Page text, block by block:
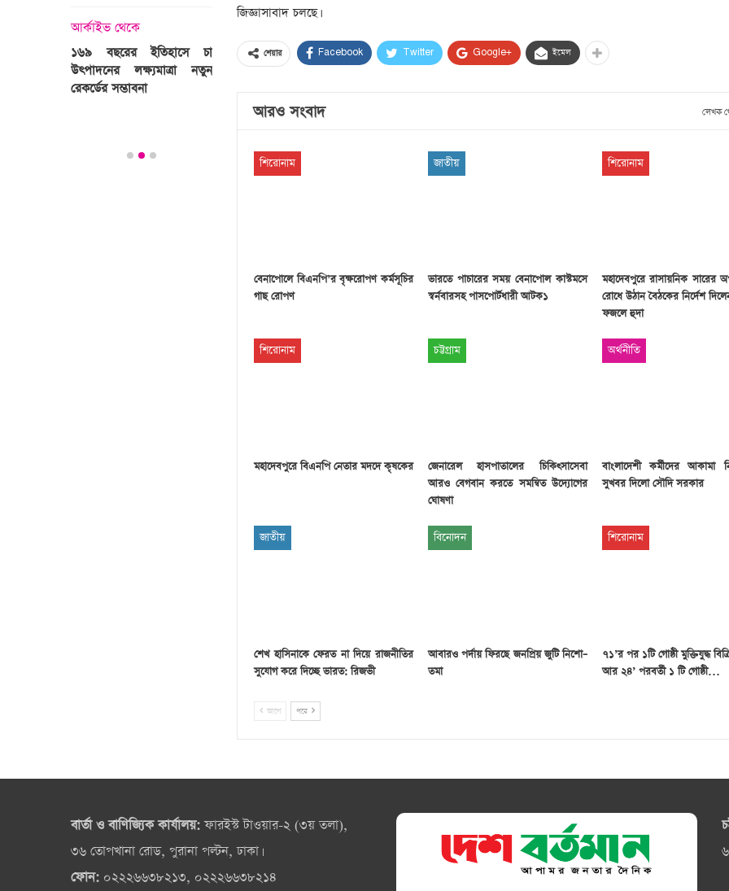
জিজ্ঞাসাবাদ চলছে।
শেয়ার Facebook Twitter Google+ ইমেল
আরও সংবাদ লেখক
শিরোনাম
বেনাপোলে বিএনপি’র বৃক্ষরোপণ কর্মসূচির
গাছ রোপণ
জাতীয়
ভারতে পাচারের সময় বেনাপোল কাস্টমসে
স্বর্নবারসহ পাসপোর্টধারী আটক১
শিরোনাম
মহাদেবপুরে রাসায়নিক সারের
রোধে উঠান বৈঠকের নির্দেশ
ফজলে হুদা
শিরোনাম
মহাদেবপুরে বিএনপি নেতার মদদে কৃষকের
চট্টগ্রাম
জেনারেল হাসপাতালের চিকিৎসাসেবা
আরও বেগবান করতে সমন্বিত উদ্যোগের
ঘোষণা
অর্থনীতি
বাংলাদেশী কর্মীদের আকামা
সুখবর দিলো সৌদি সরকার
জাতীয়
শেখ হাসিনাকে ফেরত না দিয়ে রাজনীতির
সুযোগ করে দিচ্ছে ভারত: রিজভী
বিনোদন
আবারও পর্দায় ফিরছে জনপ্রিয় জুটি নিশো–
তমা
শিরোনাম
৭১’র পর ১টি গোষ্ঠী মুক্তিযুদ্ধ
আর ২৪’ পরবর্তী ১ টি গোষ্ঠী…
আগে পরে
আর্কাইভ থেকে
১৬৯ বছরের ইতিহাসে চা
উৎপাদনের লক্ষ্যমাত্রা নতুন
রেকর্ডের সম্ভাবনা
আর্কাইভ থেকে
আর্কাইভ থেকে
বার্তা ও বাণিজ্যিক কার্যালয়:ফারইস্ট টাওয়ার-২ (৩য় তলা),
৩৬ তোপখানা রোড, পুরানা পল্টন, ঢাকা।
ফোন: ০২২২৬৬৩৮২১৩, ০২২২৬৬৩৮২১৪